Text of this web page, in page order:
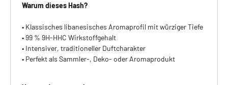
Warum dieses Hash?
• Klassisches libanesisches Aromaprofil mit würziger Tiefe
• 99 % 9H-HHC Wirkstoffgehalt
• Intensiver, traditioneller Duftcharakter
• Perfekt als Sammler-, Deko- oder Aromaprodukt